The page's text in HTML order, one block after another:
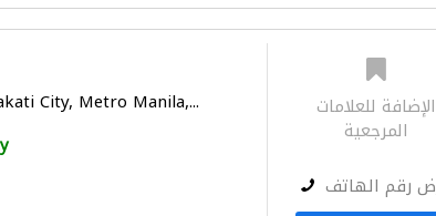
City, Metro Manila,...
الإضافة للعلامات
المرجعية
رقم الهاتف